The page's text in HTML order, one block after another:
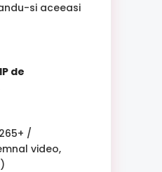
si aceeasi
de
/
video,